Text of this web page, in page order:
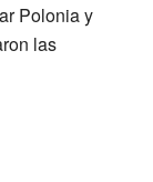
Polonia y
las